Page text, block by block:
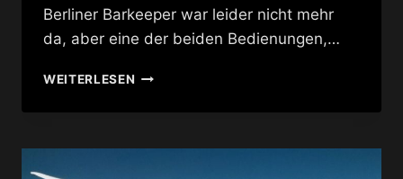
Berliner Barkeeper war leider nicht mehr
da, aber eine der beiden Bedienungen,…
WEITERLESENONE
TWO